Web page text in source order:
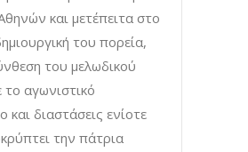
και μετέπειτα στο
του πορεία,
του μελωδικού
αγωνιστικό
και διαστάσεις ενίοτε
την πάτρια